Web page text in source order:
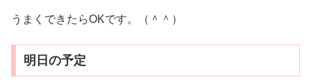
うまくできたらOKです。（＾＾）
明日の予定